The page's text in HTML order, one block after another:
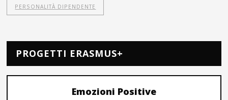
PERSONALITÀ DIPENDENTE
PROGETTI ERASMUS+
Emozioni Positive